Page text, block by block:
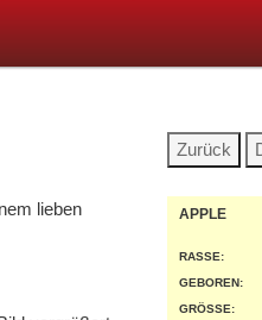
lieben
APPLE
RASSE:
GEBOREN:
GRÖSSE: